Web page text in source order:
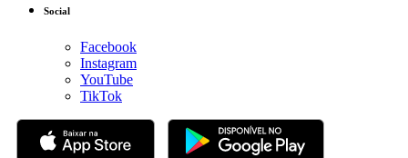
Social
Facebook
Instagram
YouTube
TikTok